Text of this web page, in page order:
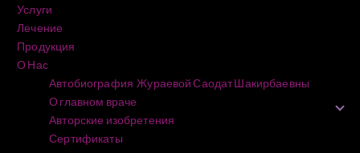
Услуги
Лечение
Продукция
О Нас
Автобиография Жураевой Саодат Шакирбаевны
О главном враче
Авторские изобретения
Сертификаты